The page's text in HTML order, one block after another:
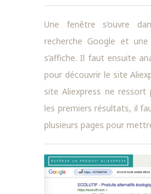
Une fenêtre s’ouvre
recherche Google et
s’affiche. Il faut ensuite
pour découvrir le site
site Aliexpress ne
les premiers résultats, il
plusieurs pages pour